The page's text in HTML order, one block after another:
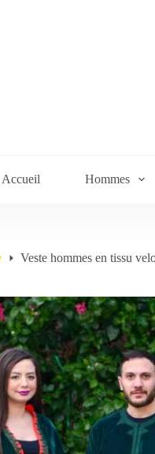
Accueil Hommes
Veste hommes en tissu